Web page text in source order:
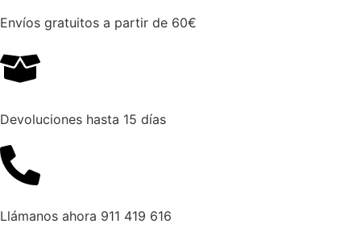
Envíos gratuitos a partir de 60€
Devoluciones hasta 15 días
Llámanos ahora 911 419 616